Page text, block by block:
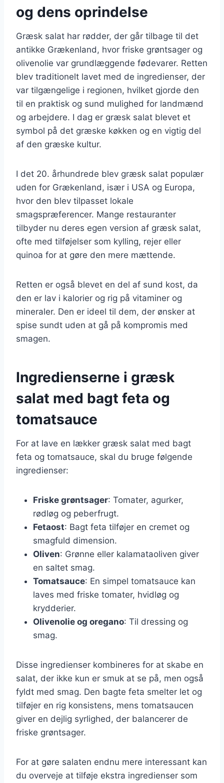
og dens oprindelse
Græsk salat har rødder, der går tilbage til det
antikke Grækenland, hvor friske grøntsager og
olivenolie var grundlæggende fødevarer. Retten
blev traditionelt lavet med de ingredienser, der
var tilgængelige i regionen, hvilket gjorde den
til en praktisk og sund mulighed for landmænd
og arbejdere. I dag er græsk salat blevet et
symbol på det græske køkken og en vigtig del
af den græske kultur.
I det 20. århundrede blev græsk salat populær
uden for Grækenland, især i USA og Europa,
hvor den blev tilpasset lokale
smagspræferencer. Mange restauranter
tilbyder nu deres egen version af græsk salat,
ofte med tilføjelser som kylling, rejer eller
quinoa for at gøre den mere mættende.
Retten er også blevet en del af sund kost, da
den er lav i kalorier og rig på vitaminer og
mineraler. Den er ideel til dem, der ønsker at
spise sundt uden at gå på kompromis med
smagen.
Ingredienserne i græsk
salat med bagt feta og
tomatsauce
For at lave en lækker græsk salat med bagt
feta og tomatsauce, skal du bruge følgende
ingredienser:
Friske grøntsager: Tomater, agurker,
rødløg og peberfrugt.
Fetaost: Bagt feta tilføjer en cremet og
smagfuld dimension.
Oliven: Grønne eller kalamataoliven giver
en saltet smag.
Tomatsauce: En simpel tomatsauce kan
laves med friske tomater, hvidløg og
krydderier.
Olivenolie og oregano: Til dressing og
smag.
Disse ingredienser kombineres for at skabe en
salat, der ikke kun er smuk at se på, men også
fyldt med smag. Den bagte feta smelter let og
tilføjer en rig konsistens, mens tomatsaucen
giver en dejlig syrlighed, der balancerer de
friske grøntsager.
For at gøre salaten endnu mere interessant kan
du overveje at tilføje ekstra ingredienser som